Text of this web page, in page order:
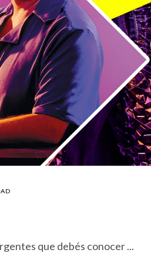
que debés conocer